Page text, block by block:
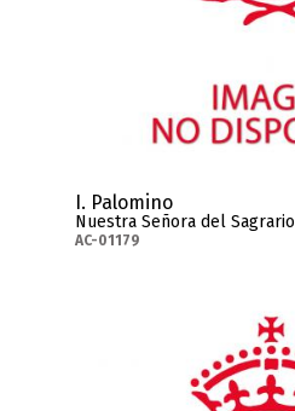
I. Palomino
Nuestra Señora del Sagrario
AC-01179